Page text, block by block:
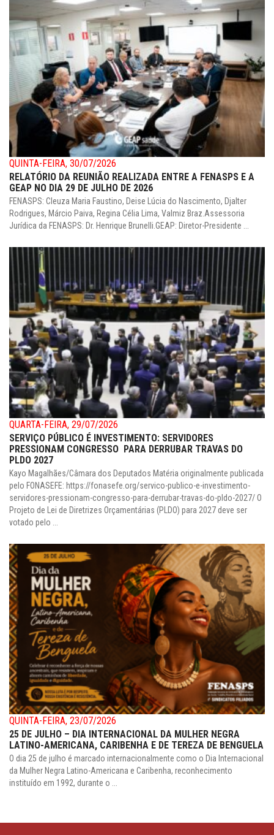
QUINTA-FEIRA, 30/07/2026
RELATÓRIO DA REUNIÃO REALIZADA ENTRE A FENASPS E A
GEAP NO DIA 29 DE JULHO DE 2026
FENASPS: Cleuza Maria Faustino, Deise Lúcia do Nascimento, Djalter
Rodrigues, Márcio Paiva, Regina Célia Lima, Valmiz Braz.Assessoria
Jurídica da FENASPS: Dr. Henrique Brunelli.GEAP: Diretor-Presidente ...
QUARTA-FEIRA, 29/07/2026
SERVIÇO PÚBLICO É INVESTIMENTO: SERVIDORES
PRESSIONAM CONGRESSO PARA DERRUBAR TRAVAS DO
PLDO 2027
Kayo Magalhães/Câmara dos Deputados Matéria originalmente publicada
pelo FONASEFE: https://fonasefe.org/servico-publico-e-investimento-
servidores-pressionam-congresso-para-derrubar-travas-do-pldo-2027/ O
Projeto de Lei de Diretrizes Orçamentárias (PLDO) para 2027 deve ser
votado pelo ...
QUINTA-FEIRA, 23/07/2026
25 DE JULHO – DIA INTERNACIONAL DA MULHER NEGRA
LATINO-AMERICANA, CARIBENHA E DE TEREZA DE BENGUELA
O dia 25 de julho é marcado internacionalmente como o Dia Internacional
da Mulher Negra Latino-Americana e Caribenha, reconhecimento
instituído em 1992, durante o ...